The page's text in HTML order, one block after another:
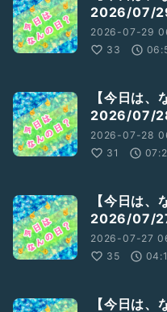
2026/07/
2026-07-29
33
【今日は、
2026/07/
2026-07-28
31
【今日は、
2026/07/
2026-07-27
35
【今日は、